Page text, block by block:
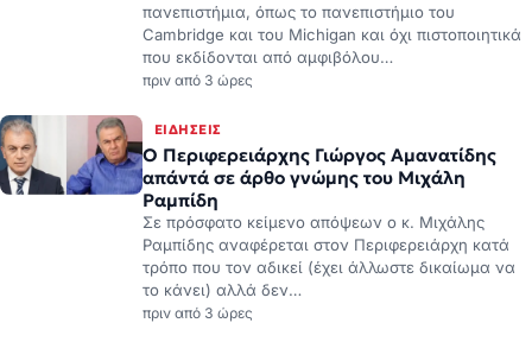
πανεπιστήμια, όπως το πανεπιστήμιο του
Cambridge και του Michigan και όχι πιστοποιητικά
που εκδίδονται από αμφιβόλου…
πριν από 3 ώρες
ΕΙΔΉΣΕΙΣ
Ο Περιφερειάρχης Γιώργος Αμανατίδης
απάντά σε άρθο γνώμης του Μιχάλη
Ραμπίδη
Σε πρόσφατο κείμενο απόψεων ο κ. Μιχάλης
Ραμπίδης αναφέρεται στον Περιφερειάρχη κατά
τρόπο που τον αδικεί (έχει άλλωστε δικαίωμα να
το κάνει) αλλά δεν…
πριν από 3 ώρες